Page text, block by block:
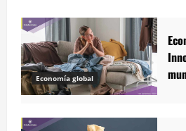
Economía global